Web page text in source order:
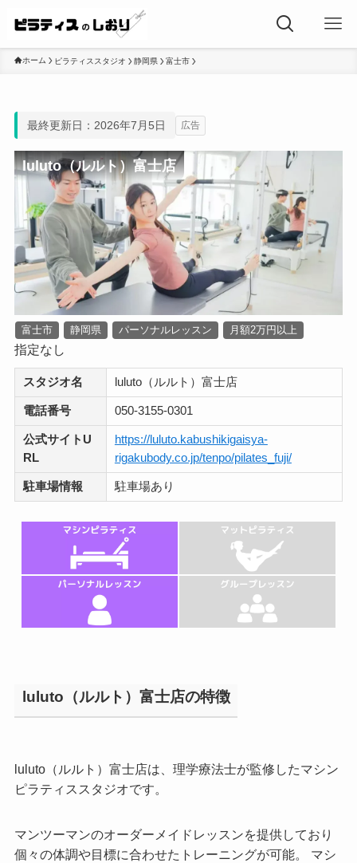
ホーム ピラティススタジオ 静岡県 富士市
最終更新日：2026年7月5日 広告
luluto（ルルト）富士店
富士市 静岡県 パーソナルレッスン 月額2万円以上
指定なし
スタジオ名 luluto（ルルト）富士店
電話番号 050-3155-0301
公式サイトU
RL
https://luluto.kabushikigaisya-
rigakubody.co.jp/tenpo/pilates_fuji/
駐車場情報 駐車場あり
luluto（ルルト）富士店の特徴
luluto（ルルト）富士店は、理学療法士が監修したマシン
ピラティススタジオです。
マンツーマンのオーダーメイドレッスンを提供しており
個々の体調や目標に合わせたトレーニングが可能。 マシ